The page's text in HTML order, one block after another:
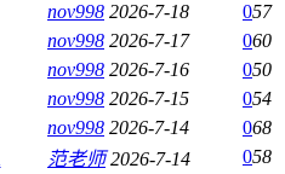
nov998 2026-7-18 057
nov998 2026-7-17 060
nov998 2026-7-16 050
nov998 2026-7-15 054
nov998 2026-7-14 068
范老师 2026-7-14 058